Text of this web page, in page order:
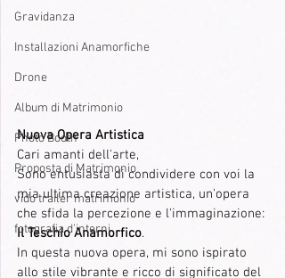
Gravidanza
Installazioni Anamorfiche
Drone
Album di Matrimonio
Photo Booth
Proposta di Matrimonio
vido trailer matrimonio
fotografia d'interni
Nuova Opera Artistica
Cari amanti dell'arte,
Sono entusiasta di condividere con voi la
mia ultima creazione artistica, un'opera
che sfida la percezione e l'immaginazione:
Il Teschio Anamorfico.
In questa nuova opera, mi sono ispirato
allo stile vibrante e ricco di significato del